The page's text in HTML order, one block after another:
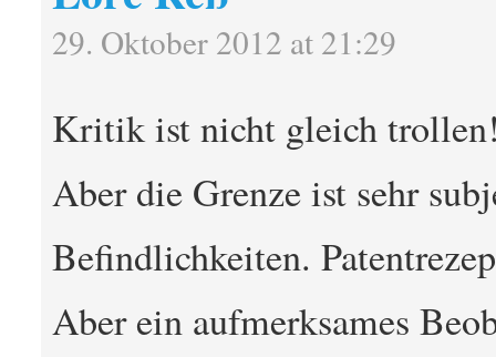
29. Oktober 2012 at 21:29
Kritik ist nicht gleich
Aber die Grenze ist sehr
Befindlichkeiten.
Aber ein aufmerksames